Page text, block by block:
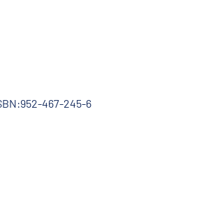
467-245-6